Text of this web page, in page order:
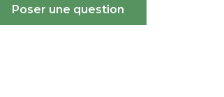
Poser une question